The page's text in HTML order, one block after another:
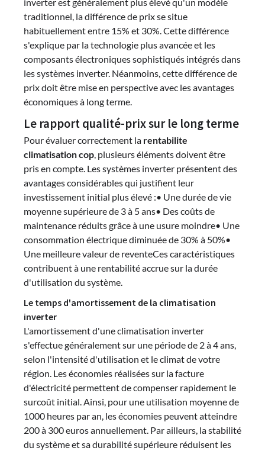
traditionnel, la différence de prix se situe
habituellement entre 15% et 30%. Cette différence
s'explique par la technologie plus avancée et les
composants électroniques sophistiqués intégrés dans
les systèmes inverter. Néanmoins, cette différence de
prix doit être mise en perspective avec les avantages
économiques à long terme.
Le rapport qualité-prix sur le long terme
Pour évaluer correctement la rentabilite
climatisation cop, plusieurs éléments doivent être
pris en compte. Les systèmes inverter présentent des
avantages considérables qui justifient leur
investissement initial plus élevé :• Une durée de vie
moyenne supérieure de 3 à 5 ans• Des coûts de
maintenance réduits grâce à une usure moindre• Une
consommation électrique diminuée de 30% à 50%•
Une meilleure valeur de reventeCes caractéristiques
contribuent à une rentabilité accrue sur la durée
d'utilisation du système.
Le temps d'amortissement de la climatisation
inverter
L'amortissement d'une climatisation inverter
s'effectue généralement sur une période de 2 à 4 ans,
selon l'intensité d'utilisation et le climat de votre
région. Les économies réalisées sur la facture
d'électricité permettent de compenser rapidement le
surcoût initial. Ainsi, pour une utilisation moyenne de
1000 heures par an, les économies peuvent atteindre
200 à 300 euros annuellement. Par ailleurs, la stabilité
du système et sa durabilité supérieure réduisent les